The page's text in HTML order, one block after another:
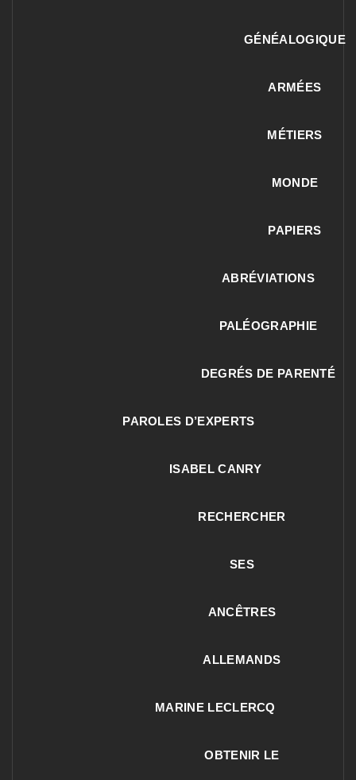
GÉNÉALOGIQUE
ARMÉES
MÉTIERS
MONDE
PAPIERS
ABRÉVIATIONS
PALÉOGRAPHIE
DEGRÉS DE PARENTÉ
PAROLES D’EXPERTS
ISABEL CANRY
RECHERCHER
SES
ANCÊTRES
ALLEMANDS
MARINE LECLERCQ
OBTENIR LE